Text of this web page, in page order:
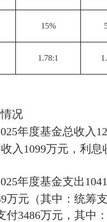
15%
1.78:1
况
年度基金总收入
入1099万元，利
年度基金支出
万元（其中：统筹
3486万元，其中